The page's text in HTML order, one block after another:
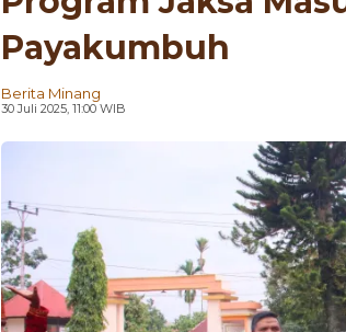
Payakumbuh
Berita Minang
30 Juli 2025, 11:00 WIB